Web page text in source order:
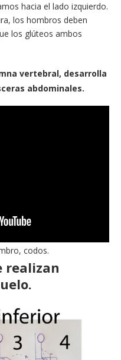
hacia el lado izquierdo.
los hombros deben
los glúteos ambos
vertebral, desarrolla
abdominales.
codos.
realizan